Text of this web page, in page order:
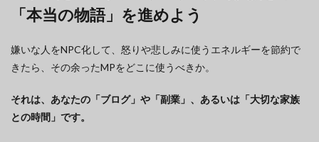
「本当の物語」を進めよう
嫌いな人をNPC化して、怒りや悲しみに使うエネルギーを節約で
きたら、その余ったMPをどこに使うべきか。
それは、あなたの「ブログ」や「副業」、あるいは「大切な家族
との時間」です。